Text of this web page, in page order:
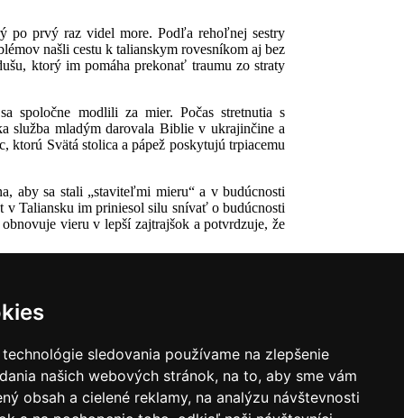
sledovania používame na zlepšenie
našich webových stránok, na to, aby sme vám
obsah a cielené reklamy, na analýzu návštevnosti
po prvý raz videl more. Podľa rehoľnej sestry
našli cestu k talianskym rovesníkom aj bez
ktorý im pomáha prekonať traumu zo straty
spoločne modlili za mier. Počas stretnutia s
služba mladým darovala Biblie v ukrajinčine a
Svätá stolica a pápež poskytujú trpiacemu
aby sa stali „staviteľmi mieru“ a v budúcnosti
Taliansku im priniesol silu snívať o budúcnosti
vieru v lepší zajtrajšok a potvrdzuje, že